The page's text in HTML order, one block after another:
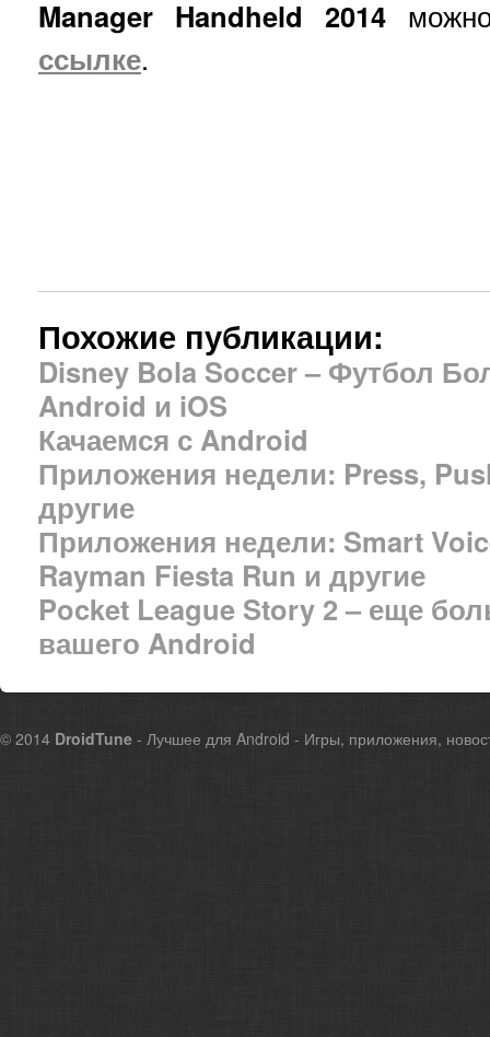
Manager Handheld 2014
ссылке.
Похожие публикации:
Disney Bola Soccer – Футбол
Android и iOS
Качаемся с Android
Приложения недели: Press,
другие
Приложения недели: Smart
Rayman Fiesta Run и другие
Pocket League Story 2 – еще
вашего Android
© 2014 DroidTune - Лучшее для Android - Игры, приложения,